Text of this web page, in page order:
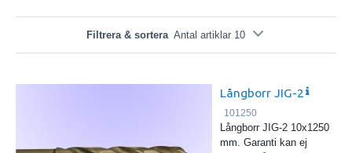
Filtrera & sortera Antal artiklar 10
Långborr JIG-2
101250
Långborr JIG-2 10x1250
mm. Garanti kan ej